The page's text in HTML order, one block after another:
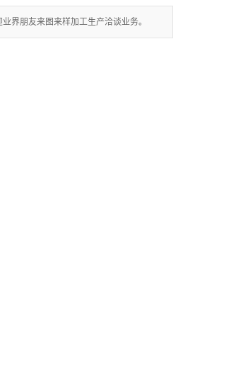
界朋友来图来样加工生产洽谈业务。